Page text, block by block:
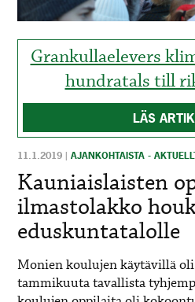
Grankullaelevers
hundratals till
LÄS
11.1.2019 |AJANKOHTAISTA -
Kauniaislaisten
ilmastolakko
eduskuntatalolle
Monien koulujen käytävillä
tammikuuta tavallista